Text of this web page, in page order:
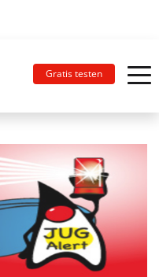
Gratis testen